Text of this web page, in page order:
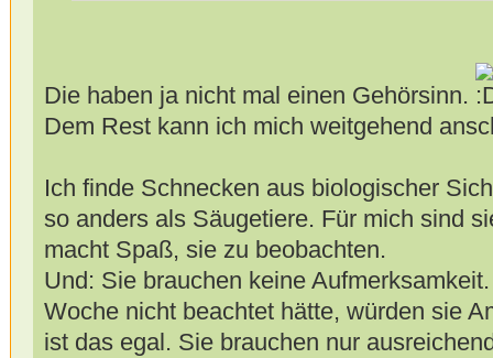
Die haben ja nicht mal einen Gehörsinn.
Dem Rest kann ich mich weitgehend
Ich finde Schnecken aus biologischer
so anders als Säugetiere. Für mich sind
macht Spaß, sie zu beobachten.
Und: Sie brauchen keine
Woche nicht beachtet hätte, würden sie
ist das egal. Sie brauchen nur